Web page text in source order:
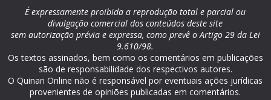
É expressamente proibida a reprodução total e parcial ou
divulgação comercial dos conteúdos deste site
sem autorização prévia e expressa, como prevê o Artigo 29 da Lei
9.610/98.
Os textos assinados, bem como os comentários em publicações
são de responsabilidade dos respectivos autores.
O Quinari Online não é responsável por eventuais ações jurídicas
provenientes de opiniões publicadas em comentários.